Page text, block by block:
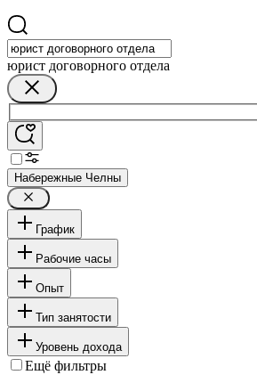
юрист договорного отдела
Набережные Челны
График
Рабочие часы
Опыт
Тип занятости
Уровень дохода
Ещё фильтры